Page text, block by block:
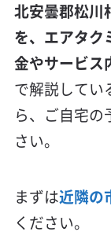
北安曇郡松川
を、エアタク
金やサービス
で解説してい
ら、ご自宅
さい。
まずは近隣の
ください。